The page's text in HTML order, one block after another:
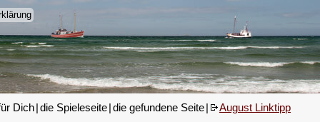
Dich die Spieleseite die gefundene Seite August Linktipp